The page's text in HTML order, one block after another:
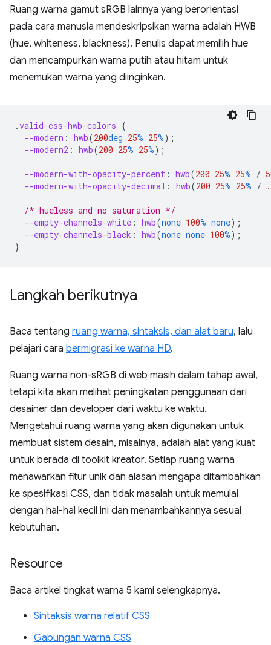
Ruang warna gamut sRGB lainnya yang berorientasi
pada cara manusia mendeskripsikan warna adalah HWB
(hue, whiteness, blackness). Penulis dapat memilih hue
dan mencampurkan warna putih atau hitam untuk
menemukan warna yang diinginkan.
.valid-css-hwb-colors {
--modern : hwb(200deg 25% 25%);
--modern2 : hwb(200 25% 25%);
--modern-with-opacity-percent : hwb(200 25% 25% /
--modern-with-opacity-decimal : hwb(200 25% 25% /
/* hueless and no saturation */
--empty-channels-white : hwb(none 100% none);
--empty-channels-black : hwb(none none 100%);
}
Langkah berikutnya
Baca tentang ruang warna, sintaksis, dan alat baru, lalu
pelajari cara bermigrasi ke warna HD.
Ruang warna non-sRGB di web masih dalam tahap awal,
tetapi kita akan melihat peningkatan penggunaan dari
desainer dan developer dari waktu ke waktu.
Mengetahui ruang warna yang akan digunakan untuk
membuat sistem desain, misalnya, adalah alat yang kuat
untuk berada di toolkit kreator. Setiap ruang warna
menawarkan fitur unik dan alasan mengapa ditambahkan
ke spesifikasi CSS, dan tidak masalah untuk memulai
dengan hal-hal kecil ini dan menambahkannya sesuai
kebutuhan.
Resource
Baca artikel tingkat warna 5 kami selengkapnya.
Sintaksis warna relatif CSS
Gabungan warna CSS